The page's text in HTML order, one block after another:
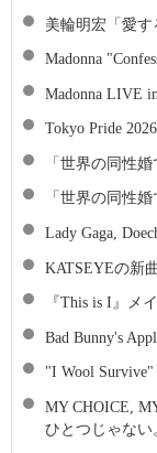
美輪明宏「愛す
Madonna
Madonna LIVE
Tokyo Pride
「世界の同性
「世界の同性
Lady Gaga,
KATSEYEの新
『This is I』メ
Bad Bunny's
"I Wool Survive"
MY CHOICE,
ひとつじゃない